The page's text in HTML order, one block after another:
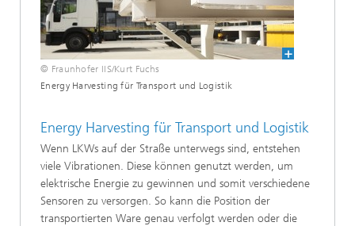
© Fraunhofer IIS/Kurt Fuchs
Energy Harvesting für Transport und Logistik
Energy Harvesting für Transport und Logistik
Wenn LKWs auf der Straße unterwegs sind, entstehen
viele Vibrationen. Diese können genutzt werden, um
elektrische Energie zu gewinnen und somit verschiedene
Sensoren zu versorgen. So kann die Position der
transportierten Ware genau verfolgt werden oder die